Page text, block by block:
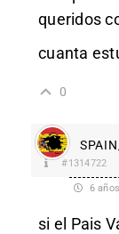
queridos
cuanta
0
#1314722
6
si el Pais